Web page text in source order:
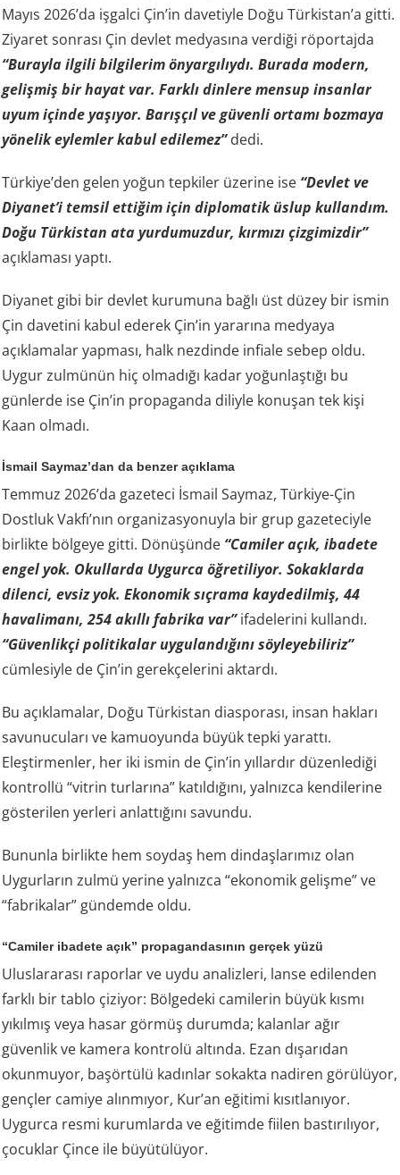
Mayıs 2026’da işgalci Çin’in davetiyle Doğu Türkistan’a gitti.
Ziyaret sonrası Çin devlet medyasına verdiği röportajda
“Burayla ilgili bilgilerim önyargılıydı. Burada modern,
gelişmiş bir hayat var. Farklı dinlere mensup insanlar
uyum içinde yaşıyor. Barışçıl ve güvenli ortamı bozmaya
yönelik eylemler kabul edilemez”dedi.
Türkiye’den gelen yoğun tepkiler üzerine ise “Devlet ve
Diyanet’i temsil ettiğim için diplomatik üslup kullandım.
Doğu Türkistan ata yurdumuzdur, kırmızı çizgimizdir”
açıklaması yaptı.
Diyanet gibi bir devlet kurumuna bağlı üst düzey bir ismin
Çin davetini kabul ederek Çin’in yararına medyaya
açıklamalar yapması, halk nezdinde infiale sebep oldu.
Uygur zulmünün hiç olmadığı kadar yoğunlaştığı bu
günlerde ise Çin’in propaganda diliyle konuşan tek kişi
Kaan olmadı.
İsmail Saymaz’dan da benzer açıklama
Temmuz 2026’da gazeteci İsmail Saymaz, Türkiye-Çin
Dostluk Vakfı’nın organizasyonuyla bir grup gazeteciyle
birlikte bölgeye gitti. Dönüşünde “Camiler açık, ibadete
engel yok. Okullarda Uygurca öğretiliyor. Sokaklarda
dilenci, evsiz yok. Ekonomik sıçrama kaydedilmiş, 44
havalimanı, 254 akıllı fabrika var” ifadelerini kullandı.
“Güvenlikçi politikalar uygulandığını söyleyebiliriz”
cümlesiyle de Çin’in gerekçelerini aktardı.
Bu açıklamalar, Doğu Türkistan diasporası, insan hakları
savunucuları ve kamuoyunda büyük tepki yarattı.
Eleştirmenler, her iki ismin de Çin’in yıllardır düzenlediği
kontrollü “vitrin turlarına” katıldığını, yalnızca kendilerine
gösterilen yerleri anlattığını savundu.
Bununla birlikte hem soydaş hem dindaşlarımız olan
Uygurların zulmü yerine yalnızca “ekonomik gelişme” ve
“fabrikalar” gündemde oldu.
“Camiler ibadete açık” propagandasının gerçek yüzü
Uluslararası raporlar ve uydu analizleri, lanse edilenden
farklı bir tablo çiziyor: Bölgedeki camilerin büyük kısmı
yıkılmış veya hasar görmüş durumda; kalanlar ağır
güvenlik ve kamera kontrolü altında. Ezan dışarıdan
okunmuyor, başörtülü kadınlar sokakta nadiren görülüyor,
gençler camiye alınmıyor, Kur’an eğitimi kısıtlanıyor.
Uygurca resmi kurumlarda ve eğitimde fiilen bastırılıyor,
çocuklar Çince ile büyütülüyor.